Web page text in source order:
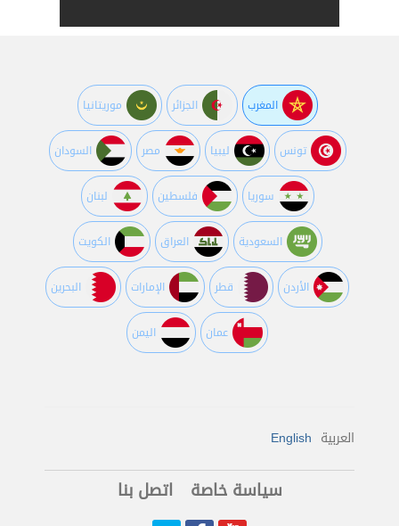
المغرب الجزائر موريتانيا
تونس ليبيا مصر السودان
سوريا فلسطين لبنان
السعودية العراق الكويت
اﻷردن قطر اﻹمارات البحرين
عمان اليمن
العربية English
سياسة خاصة اتصل بنا